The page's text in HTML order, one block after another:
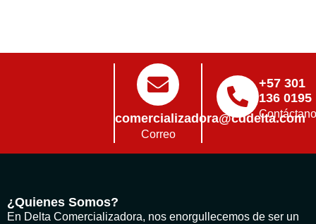
comercializadora@cddelta.com
Correo
+57 301
136 0195
¿Quienes Somos?
En Delta Comercializadora, nos enorgullecemos de ser un